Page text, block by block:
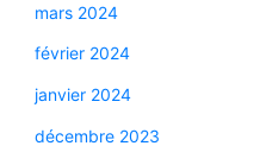
mars 2024
février 2024
janvier 2024
décembre 2023